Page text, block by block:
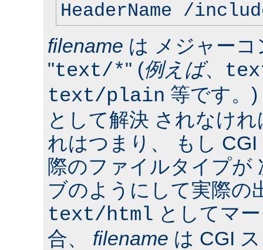
HeaderName /
filename は メジャー
"text/*" (例えば、
text/plain 等です。
として解決 されなけ
れはつまり、 もし
際のファイルタイプが
ブのようにして実際の
text/html としてマ
合、 filename は CGI